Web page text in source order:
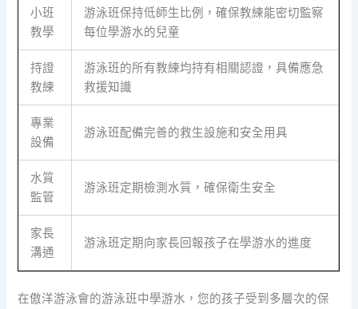
小班
教學
游泳班保持低師生比例，確保教練能密切監察
每位學游水的兒童
持證
教練
游泳班的所有教練均持有相關認證，具備應急
救援知識
專業
設備
游泳班配備完善的救生設施和安全用具
水質
監管
游泳班定期檢測水質，確保衛生安全
家長
溝通
游泳班定期向家長回報孩子在學游水的進度
在傲洋游泳會的游泳班中學游水，您的孩子受到多層次的保